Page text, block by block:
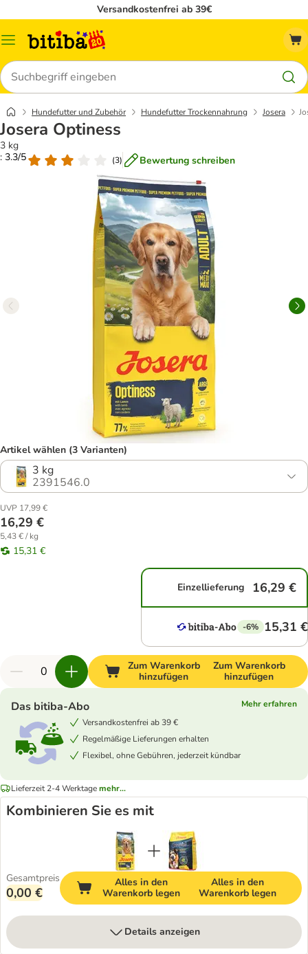
Versandkostenfrei ab 39€
Menü
Suchen
Hundefutter und Zubehör Hundefutter Trockennahrung Josera
Josera Optiness
3 kg
: 3.3/5
(3) Bewertung schreiben
Artikel wählen (3 Varianten)
3 kg
2391546.0
UVP 17,99 €
16,29 €
5,43 € / kg
15,31 €
Einzellieferung 16,29 €
-6% 15,31 €
Zum Warenkorb
hinzufügen
Zum Warenkorb
hinzufügen
Das bitiba-Abo
Mehr erfahren
Versandkostenfrei ab 39 €
Regelmäßige Lieferungen erhalten
Flexibel, ohne Gebühren, jederzeit kündbar
Lieferzeit 2-4 Werktagemehr...
Kombinieren Sie es mit
Gesamtpreis
0,00 €
Alles in den
Warenkorb legen
Alles in den
Warenkorb legen
Details anzeigen